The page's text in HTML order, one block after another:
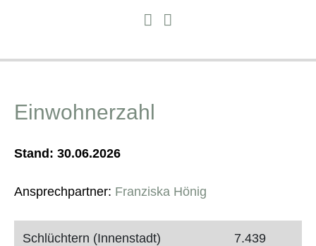
Einwohnerzahl
Stand: 30.06.2026
Ansprechpartner: Franziska Hönig
Schlüchtern (Innenstadt) 7.439